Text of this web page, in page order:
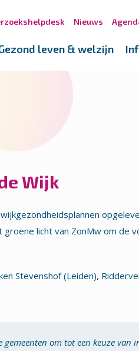
Nieuws
leven & welzijn
Wijk
licht van ZonMw om de
Stevenshof (Leiden),
om tot een keuze van